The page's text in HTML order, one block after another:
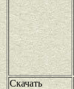
Скачать